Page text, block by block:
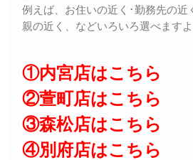
例えば、お住いの近く･勤務先の近
親の近く、などいろいろ選べますよ
①内宮店はこちら
②萱町店はこちら
③森松店はこちら
④別府店はこちら